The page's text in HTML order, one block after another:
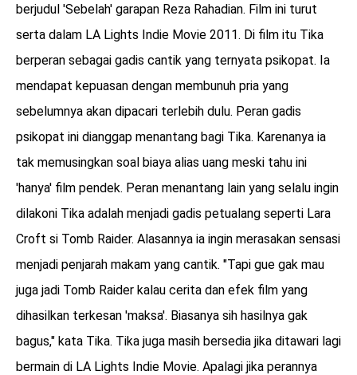
berjudul 'Sebelah' garapan Reza Rahadian. Film ini turut
serta dalam LA Lights Indie Movie 2011. Di film itu Tika
berperan sebagai gadis cantik yang ternyata psikopat. Ia
mendapat kepuasan dengan membunuh pria yang
sebelumnya akan dipacari terlebih dulu. Peran gadis
psikopat ini dianggap menantang bagi Tika. Karenanya ia
tak memusingkan soal biaya alias uang meski tahu ini
'hanya' film pendek. Peran menantang lain yang selalu ingin
dilakoni Tika adalah menjadi gadis petualang seperti Lara
Croft si Tomb Raider. Alasannya ia ingin merasakan sensasi
menjadi penjarah makam yang cantik. "Tapi gue gak mau
juga jadi Tomb Raider kalau cerita dan efek film yang
dihasilkan terkesan 'maksa'. Biasanya sih hasilnya gak
bagus," kata Tika. Tika juga masih bersedia jika ditawari lagi
bermain di LA Lights Indie Movie. Apalagi jika perannya